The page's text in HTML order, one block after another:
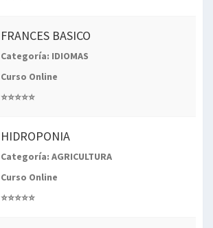
FRANCES BASICO
Categoría: IDIOMAS
Curso Online
⭐⭐⭐⭐⭐
HIDROPONIA
Categoría: AGRICULTURA
Curso Online
⭐⭐⭐⭐⭐